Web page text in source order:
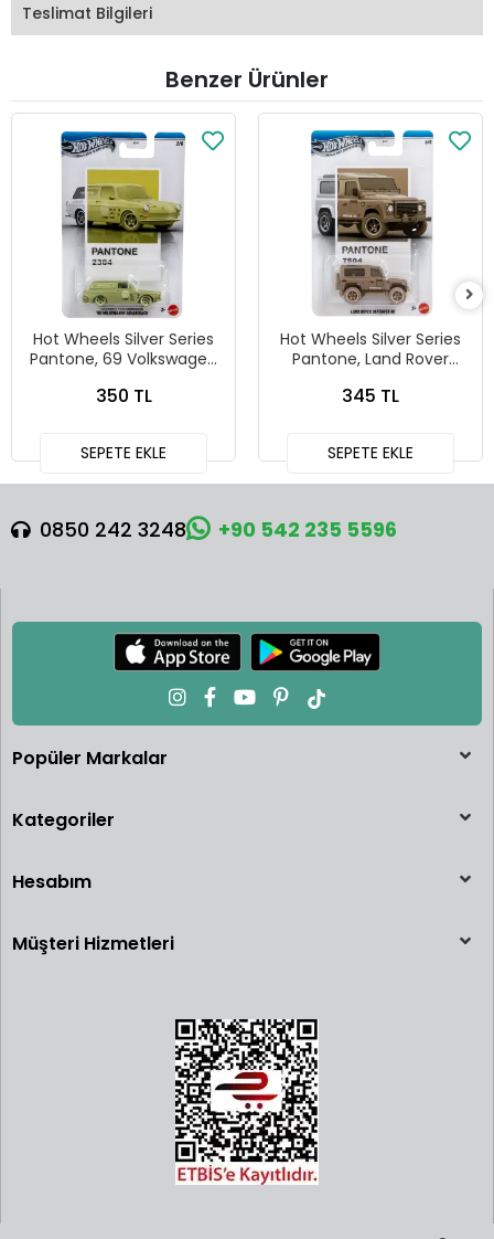
Teslimat Bilgileri
Benzer Ürünler
Hot Wheels Silver Series
Pantone, 69 Volkswagen
350 TL
SEPETE EKLE
Hot Wheels Silver Series
Pantone, Land Rover
345 TL
SEPETE EKLE
0850 242 3248 +90 542 235 5596
Popüler Markalar
Kategoriler
Hesabım
Müşteri Hizmetleri